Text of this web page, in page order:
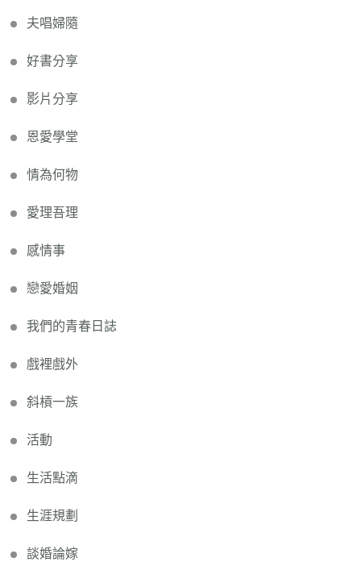
夫唱婦隨
好書分享
影片分享
恩愛學堂
情為何物
愛理吾理
感情事
戀愛婚姻
我們的青春日誌
戲裡戲外
斜槓一族
活動
生活點滴
生涯規劃
談婚論嫁